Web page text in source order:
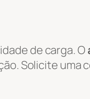
de carga. O
Solicite uma